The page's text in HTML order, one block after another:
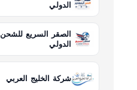
الدولي
الصقر السريع للشحن
الدولي
شركة الخليج العربي